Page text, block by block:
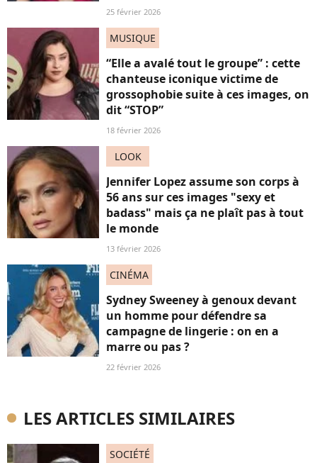
25 février 2026
MUSIQUE
“Elle a avalé tout le groupe” : cette
chanteuse iconique victime de
grossophobie suite à ces images, on
dit “STOP”
18 février 2026
LOOK
Jennifer Lopez assume son corps à
56 ans sur ces images "sexy et
badass" mais ça ne plaît pas à tout
le monde
13 février 2026
CINÉMA
Sydney Sweeney à genoux devant
un homme pour défendre sa
campagne de lingerie : on en a
marre ou pas ?
22 février 2026
LES ARTICLES SIMILAIRES
SOCIÉTÉ